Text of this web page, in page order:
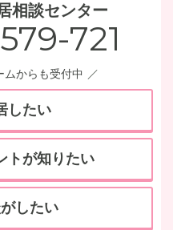
相談センター
721
ムからも受付中
したい
トが知りたい
したい